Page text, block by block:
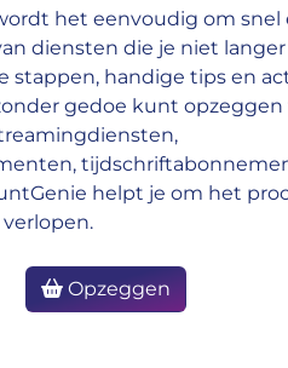
het eenvoudig om snel
diensten die je niet
stappen, handige tips en
gedoe kunt opzeggen
helpt je om het
Opzeggen